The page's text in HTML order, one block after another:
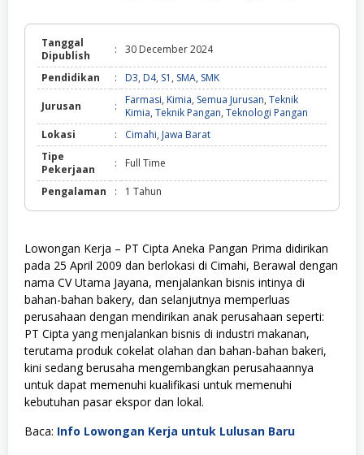
Tanggal
Dipublish
: 30 December 2024
Pendidikan : D3, D4, S1 , SMA, SMK
Jurusan : Farmasi, Kimia, Semua Jurusan, Teknik
Kimia, Teknik Pangan, Teknologi Pangan
Lokasi
: Cimahi, Jawa Barat
Tipe
Pekerjaan
: Full Time
Pengalaman : 1 Tahun
Lowongan Kerja – PT Cipta Aneka Pangan Prima didirikan
pada 25 April 2009 dan berlokasi di Cimahi, Berawal dengan
nama CV Utama Jayana, menjalankan bisnis intinya di
bahan-bahan bakery, dan selanjutnya memperluas
perusahaan dengan mendirikan anak perusahaan seperti:
PT Cipta yang menjalankan bisnis di industri makanan,
terutama produk cokelat olahan dan bahan-bahan bakeri,
kini sedang berusaha mengembangkan perusahaannya
untuk dapat memenuhi kualifikasi untuk memenuhi
kebutuhan pasar ekspor dan lokal.
Baca: Info Lowongan Kerja untuk Lulusan Baru